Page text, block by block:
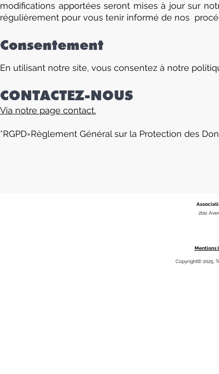
modifications apportées seront mises à jour sur
régulièrement pour vous tenir informé de nos
Consentement
En utilisant notre site, vous consentez à notre
CONTACTEZ-NOUS
Via notre page contact.
*RGPD=Règlement Général sur la Protection des
2bis
Mentions
Copyright© 2025.